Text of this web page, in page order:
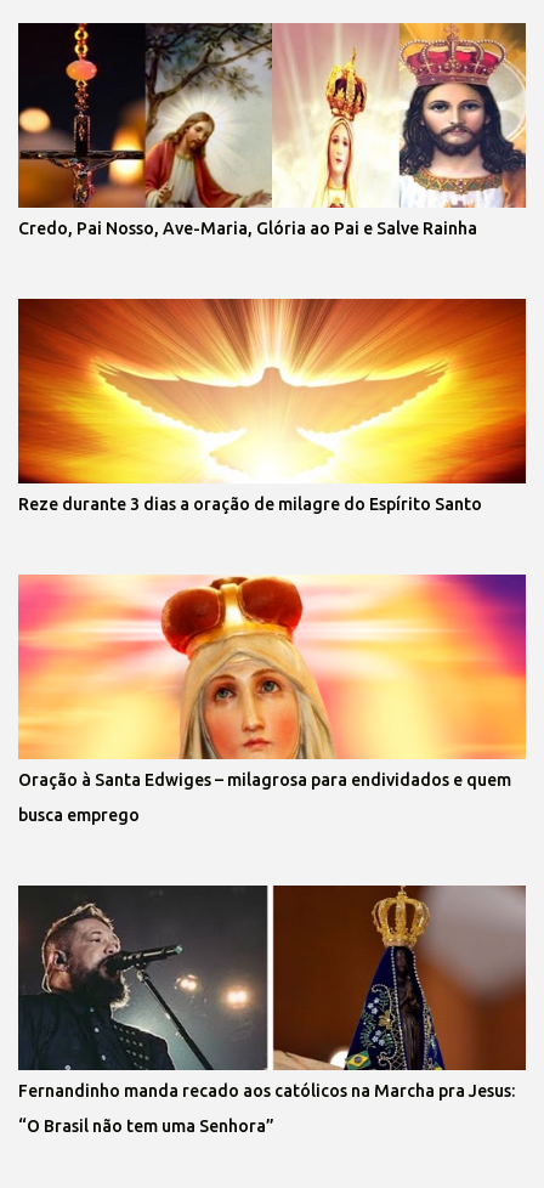
Credo, Pai Nosso, Ave-Maria, Glória ao Pai e Salve Rainha
Reze durante 3 dias a oração de milagre do Espírito Santo
Oração à Santa Edwiges – milagrosa para endividados e quem
busca emprego
Fernandinho manda recado aos católicos na Marcha pra Jesus:
“O Brasil não tem uma Senhora”